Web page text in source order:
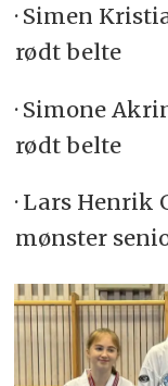
· Simen
rødt belte
· Simone
rødt belte
· Lars Henrik
mønster